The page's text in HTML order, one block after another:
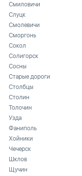
Смиловичи
Слуцк
Смолевичи
Сморгонь
Сокол
Солигорск
Сосны
Старые дороги
Столбцы
Столин
Толочин
Узда
Фаниполь
Хойники
Чечерск
Шклов
Щучин